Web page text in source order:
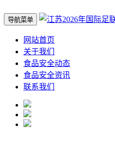
导航菜单
网站首页
关于我们
食品安全动态
食品安全资讯
联系我们